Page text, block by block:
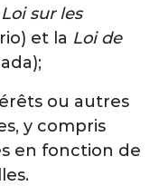
Loi sur les
et la Loi de
ou autres
y compris
en fonction de